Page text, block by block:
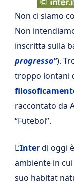
Non ci siamo
Non
inscritta sulla
progresso”).
troppo lontani
raccontato da
“Futebol”.
L’Interdi oggi è
ambiente in
suo habitat